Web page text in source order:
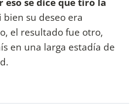
bien su deseo era
el resultado fue otro,
en una larga estadía de